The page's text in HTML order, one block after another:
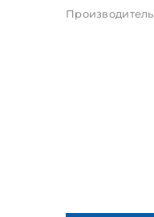
Производитель